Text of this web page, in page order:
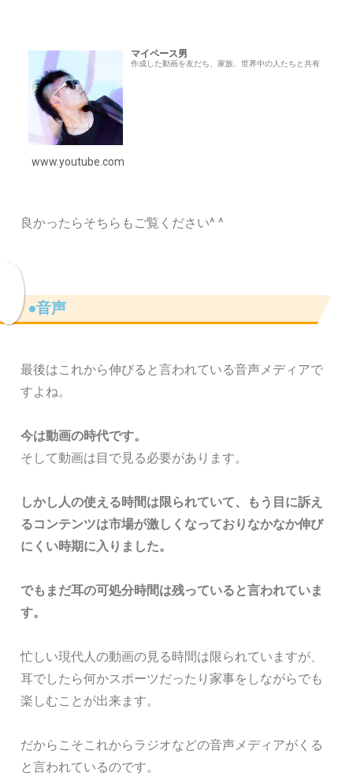
マイペース男
作成した動画を友だち、家族、世界中の人たちと共有
www.youtube.com
良かったらそちらもご覧ください^ ^
●音声
最後はこれから伸びると言われている音声メディアで
すよね。
今は動画の時代です。
そして動画は目で見る必要があります。
しかし人の使える時間は限られていて、もう目に訴え
るコンテンツは市場が激しくなっておりなかなか伸び
にくい時期に入りました。
でもまだ耳の可処分時間は残っていると言われていま
す。
忙しい現代人の動画の見る時間は限られていますが、
耳でしたら何かスポーツだったり家事をしながらでも
楽しむことが出来ます。
だからこそこれからラジオなどの音声メディアがくる
と言われているのです。